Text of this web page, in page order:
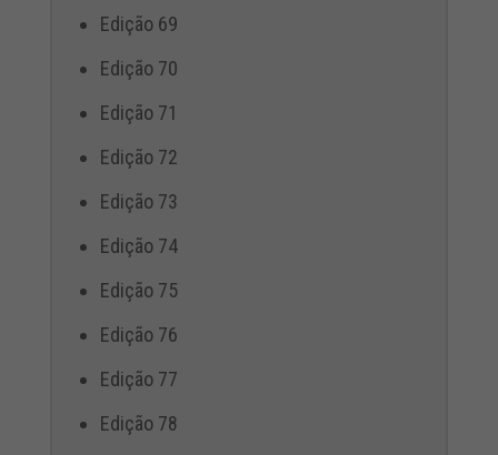
Edição 69
Edição 70
Edição 71
Edição 72
Edição 73
Edição 74
Edição 75
Edição 76
Edição 77
Edição 78